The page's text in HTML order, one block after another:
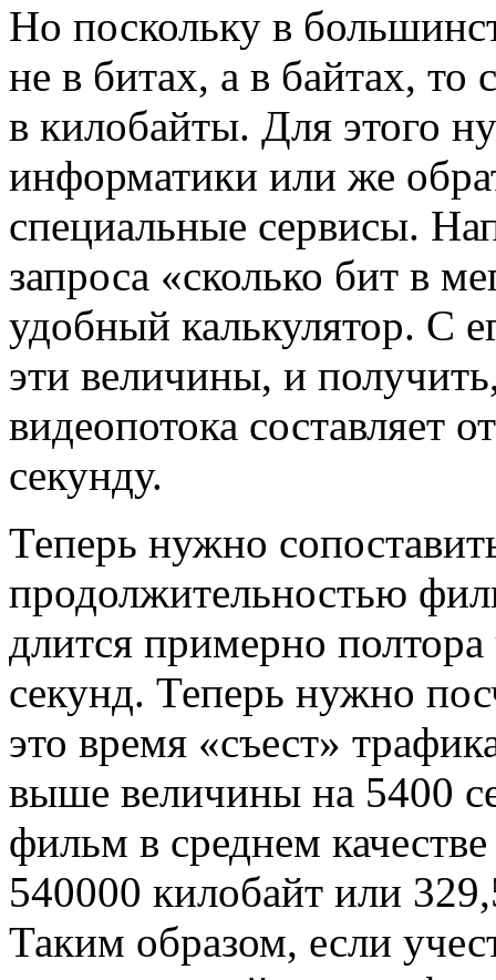
Но поскольку в
не в битах, а в байтах, то
в килобайты. Для этого
информатики или же
специальные сервисы.
запроса «сколько бит в
удобный калькулятор. С
эти величины, и
видеопотока составляет
секунду.
Теперь нужно
продолжительностью
длится примерно
секунд. Теперь нужно
это время «съест»
выше величины на 5400
фильм в среднем
540000 килобайт или
Таким образом, если